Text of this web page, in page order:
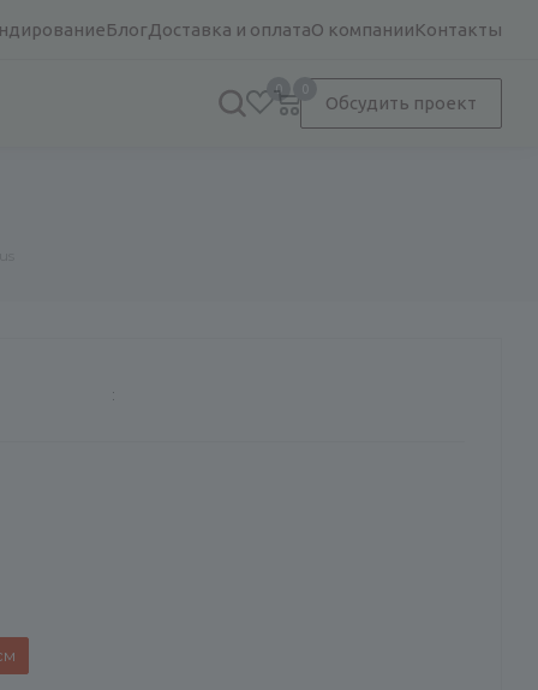
БлогДоставка и оплатаО компанииКонтакты
0
Обсудить проект
: